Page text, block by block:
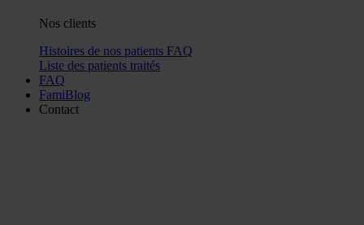
Nos clients
Histoires de nos patients FAQ
Liste des patients traités
FAQ
FamiBlog
Contact